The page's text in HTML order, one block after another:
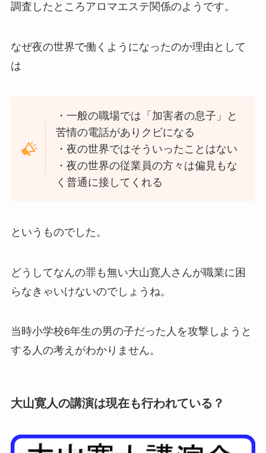
調査したところアロマエステ関係のようです。
なぜ夜の世界で働くようになったのか理由として
は
・一般の職場では「加害者の息子」と
苦情の電話がありクビになる
・夜の世界ではそういったことはない
・夜の世界の従業員の方々は偏見もな
く普通に接してくれる
というものでした。
どうしてなんの罪も無い大山寛人さんが職業に困
らなきゃいけないのでしょうね。
当時小学校6年生の男の子だった人を攻撃しようと
する人の考えがわかりません。
大山寛人の講演は現在も行われている？